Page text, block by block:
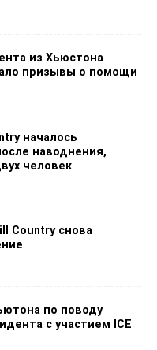
из Хьюстона
призывы о помощи
началось
наводнения,
человек
Country снова
по поводу
с участием ICE